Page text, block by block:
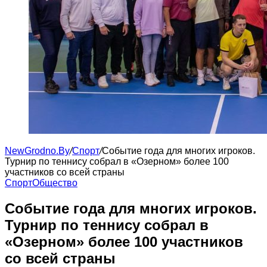
NewGrodno.By/Cпорт/Событие года для многих игроков.
Турнир по теннису собрал в «Озерном» более 100
участников со всей страны
CпортОбщество
Событие года для многих игроков.
Турнир по теннису собрал в
«Озерном» более 100 участников
со всей страны